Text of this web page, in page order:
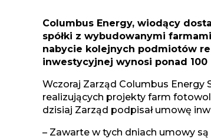
Columbus Energy, wiodący
spółki z wybudowanymi
nabycie kolejnych podmiotów
inwestycyjnej wynosi ponad 100
Wczoraj Zarząd Columbus Energy
realizujących projekty farm
dzisiaj Zarząd podpisał umowę
– Zawarte w tych dniach umowy